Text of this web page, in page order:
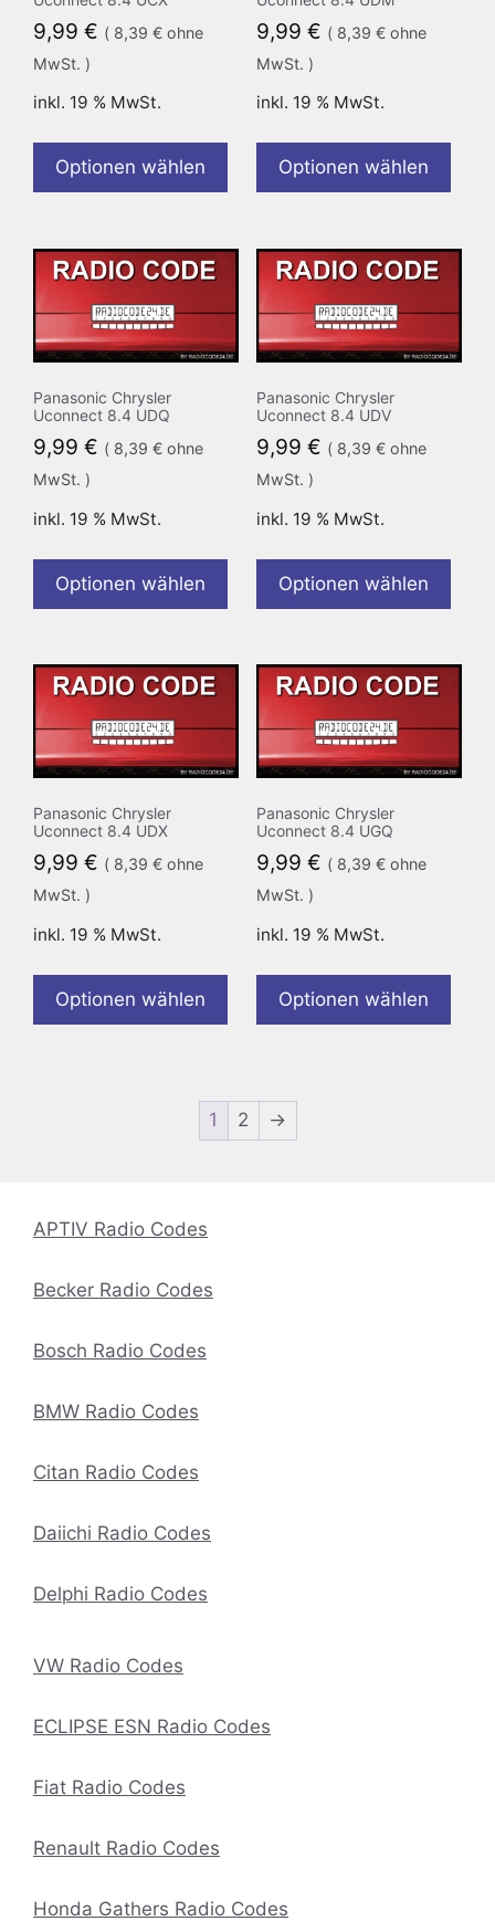
9,99 € ( 8,39 € ohne
MwSt. )
inkl. 19 % MwSt.
Optionen wählen
9,99 € ( 8,39 €ohne
MwSt. )
inkl. 19 % MwSt.
Optionen wählen
Panasonic Chrysler
Uconnect 8.4 UDQ
9,99 € ( 8,39 € ohne
MwSt. )
inkl. 19 % MwSt.
Optionen wählen
Panasonic Chrysler
Uconnect 8.4 UDV
9,99 € ( 8,39 €ohne
MwSt. )
inkl. 19 % MwSt.
Optionen wählen
Panasonic Chrysler
Uconnect 8.4 UDX
9,99 € ( 8,39 € ohne
MwSt. )
inkl. 19 % MwSt.
Optionen wählen
Panasonic Chrysler
Uconnect 8.4 UGQ
9,99 € ( 8,39 €ohne
MwSt. )
inkl. 19 % MwSt.
Optionen wählen
1 2 →
APTIV Radio Codes
Becker Radio Codes
Bosch Radio Codes
BMW Radio Codes
Citan Radio Codes
Daiichi Radio Codes
Delphi Radio Codes
VW Radio Codes
ECLIPSE ESN Radio Codes
Fiat Radio Codes
Renault Radio Codes
Honda Gathers Radio Codes